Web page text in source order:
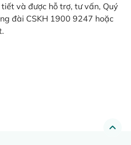
và được hỗ trợ, tư vấn, Quý
đài CSKH 1900 9247 hoặc